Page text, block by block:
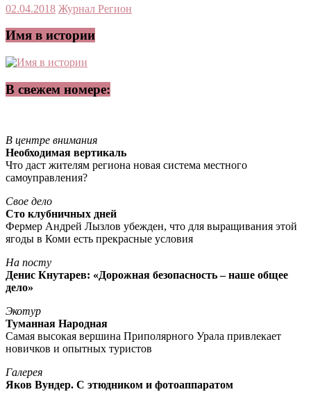
02.04.2018 Журнал Регион
Имя в истории
В свежем номере:
В центре внимания
Необходимая вертикаль
Что даст жителям региона новая система местного
самоуправления?
Свое дело
Сто клубничных дней
Фермер Андрей Лызлов убежден, что для выращивания этой
ягоды в Коми есть прекрасные условия
На посту
Денис Кнутарев: «Дорожная безопасность – наше общее
дело»
Экотур
Туманная Народная
Самая высокая вершина Приполярного Урала привлекает
новичков и опытных туристов
Галерея
Яков Вундер. С этюдником и фотоаппаратом